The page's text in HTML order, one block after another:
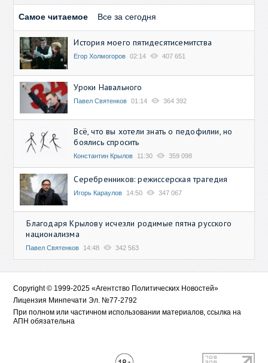
Самое читаемое Все за сегодня
История моего пятидесятисемитства
Егор Холмогоров 02:14 407 651
Уроки Навального
Павел Святенков 01:14 364 392
Всё, что вы хотели знать о педофилии, но
боялись спросить
Константин Крылов 11:30 359 098
Серебренников: режиссерская трагедия
Игорь Караулов 14:50 347 067
Благодаря Крылову исчезли родимые пятна русского
национализма
Павел Святенков 14:48 342 563
Copyright © 1999-2025 «Агентство Политических Новостей»
Лицензия Минпечати Эл. №77-2792
При полном или частичном использовании материалов, ссылка на
АПН обязательна